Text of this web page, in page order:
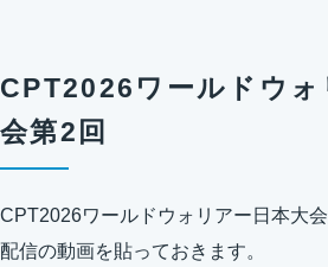
CPT2026ワールドウォ
会第2回
CPT2026ワールドウォリアー日本大
配信の動画を貼っておきます。